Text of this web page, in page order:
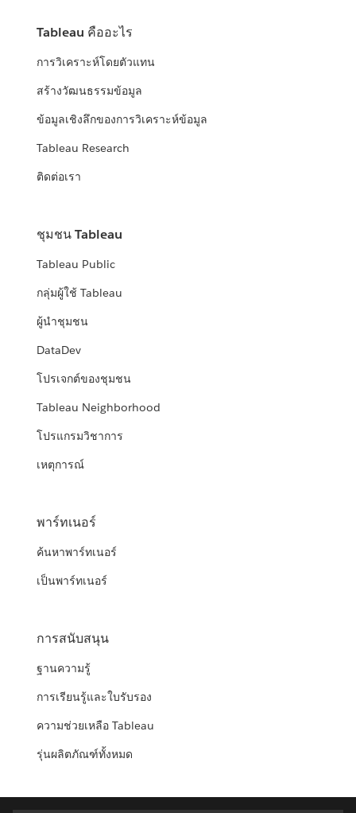
Tableau คืออะไร
การวิเคราะห์โดยตัวแทน
สร้างวัฒนธรรมข้อมูล
ข้อมูลเชิงลึกของการวิเคราะห์ข้อมูล
Tableau Research
ติดต่อเรา
ชุมชน Tableau
Tableau Public
กลุ่มผู้ใช้ Tableau
ผู้นำชุมชน
DataDev
โปรเจกต์ของชุมชน
Tableau Neighborhood
โปรแกรมวิชาการ
เหตุการณ์
พาร์ทเนอร์
ค้นหาพาร์ทเนอร์
เป็นพาร์ทเนอร์
การสนับสนุน
ฐานความรู้
การเรียนรู้และใบรับรอง
ความช่วยเหลือ Tableau
รุ่นผลิตภัณฑ์ทั้งหมด